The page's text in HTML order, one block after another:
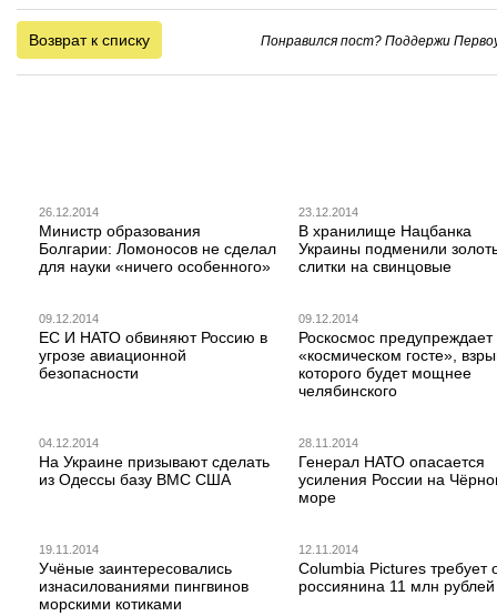
Возврат к списку Понравился пост? Поддержи
26.12.2014
Министр образования
Болгарии: Ломоносов не сделал
для науки «ничего особенного»
23.12.2014
В хранилище Нацбанка
Украины подменили
слитки на свинцовые
09.12.2014
ЕС И НАТО обвиняют Россию в
угрозе авиационной
безопасности
09.12.2014
Роскосмос предупреждает
«космическом госте»,
которого будет мощнее
челябинского
04.12.2014
На Украине призывают сделать
из Одессы базу ВМС США
28.11.2014
Генерал НАТО опасается
усиления России на
море
19.11.2014
Учёные заинтересовались
изнасилованиями пингвинов
морскими котиками
12.11.2014
Columbia Pictures требует
россиянина 11 млн рублей